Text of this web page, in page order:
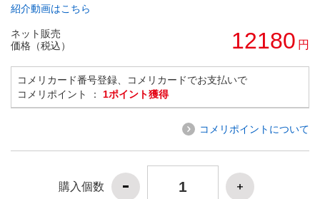
紹介動画はこちら
ネット販売
価格（税込）
12180 円
コメリカード番号登録、コメリカードでお支払いで
コメリポイント ： 1ポイント獲得
コメリポイントについて
購入個数